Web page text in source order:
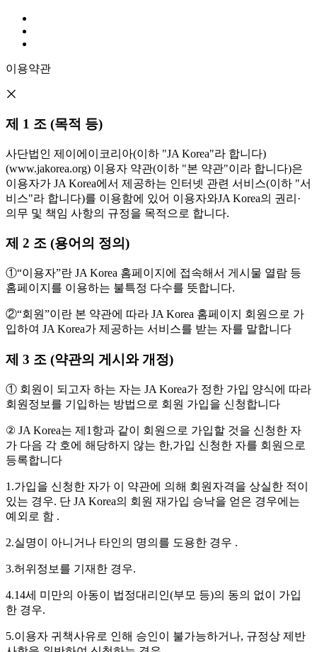
이용약관
제 1 조 (목적 등)
사단법인 제이에이코리아(이하 "JA Korea"라 합니다)
(www.jakorea.org) 이용자 약관(이하 "본 약관"이라 합니다)은
이용자가 JA Korea에서 제공하는 인터넷 관련 서비스(이하 "서
비스"라 합니다)를 이용함에 있어 이용자와JA Korea의 권리·
의무 및 책임 사항의 규정을 목적으로 합니다.
제 2 조 (용어의 정의)
①“이용자”란 JA Korea 홈페이지에 접속해서 게시물 열람 등
홈페이지를 이용하는 불특정 다수를 뜻합니다.
②“회원”이란 본 약관에 따라 JA Korea 홈페이지 회원으로 가
입하여 JA Korea가 제공하는 서비스를 받는 자를 말합니다
제 3 조 (약관의 게시와 개정)
① 회원이 되고자 하는 자는 JA Korea가 정한 가입 양식에 따라
회원정보를 기입하는 방법으로 회원 가입을 신청합니다
② JA Korea는 제1항과 같이 회원으로 가입할 것을 신청한 자
가 다음 각 호에 해당하지 않는 한,가입 신청한 자를 회원으로
등록합니다
1.가입을 신청한 자가 이 약관에 의해 회원자격을 상실한 적이
있는 경우. 단 JA Korea의 회원 재가입 승낙을 얻은 경우에는
예외로 함 .
2.실명이 아니거나 타인의 명의를 도용한 경우 .
3.허위정보를 기재한 경우.
4.14세 미만의 아동이 법정대리인(부모 등)의 동의 없이 가입
한 경우.
5.이용자 귀책사유로 인해 승인이 불가능하거나, 규정상 제반